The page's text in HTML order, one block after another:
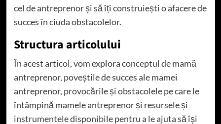
cel de antreprenor și să îți construiești o afacere de
succes în ciuda obstacolelor.
Structura articolului
În acest articol, vom explora conceptul de mamă
antreprenor, poveștile de succes ale mamei
antreprenor, provocările și obstacolele pe care le
întâmpină mamele antreprenor și resursele și
instrumentele disponibile pentru a le ajuta să își